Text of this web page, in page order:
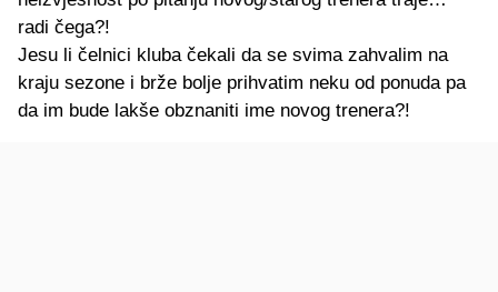
radi čega?!
Jesu li čelnici kluba čekali da se svima zahvalim na
kraju sezone i brže bolje prihvatim neku od ponuda pa
da im bude lakše obznaniti ime novog trenera?!